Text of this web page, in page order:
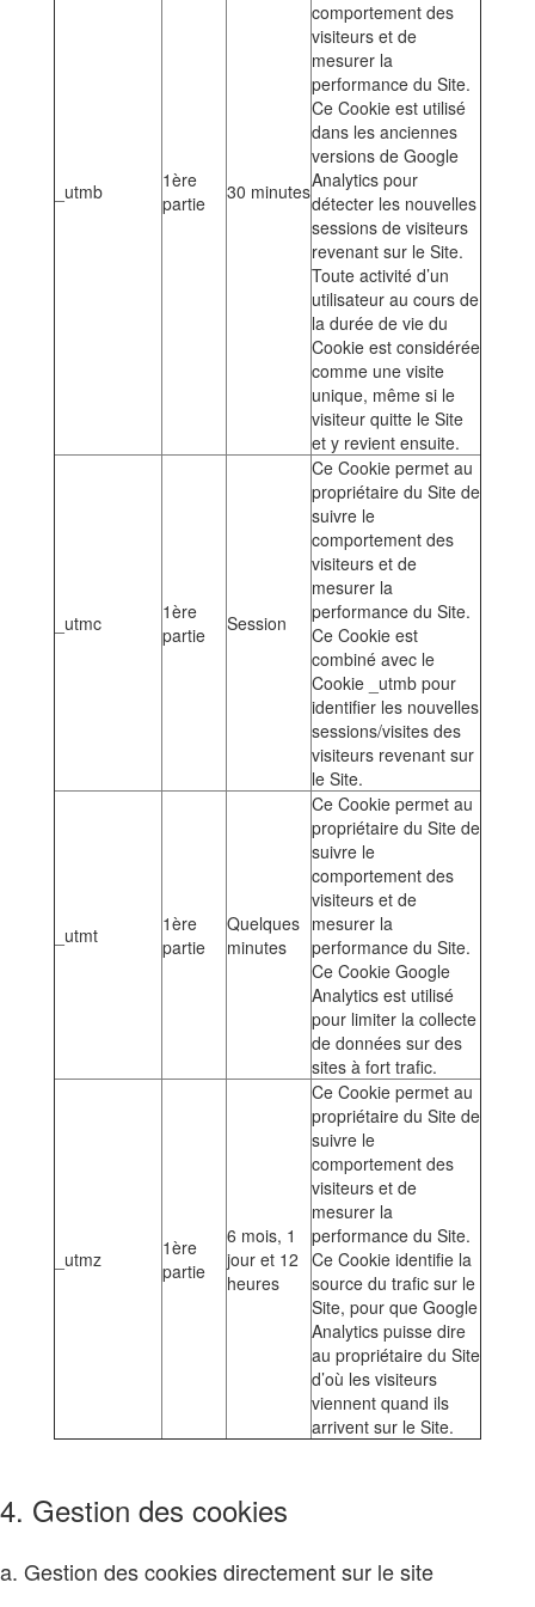
_utmb
1ère
partie
30 minutes
comportement des
visiteurs et de
mesurer la
performance du Site.
Ce Cookie est utilisé
dans les anciennes
versions de Google
Analytics pour
détecter les nouvelles
sessions de visiteurs
revenant sur le Site.
Toute activité d’un
utilisateur au cours de
la durée de vie du
Cookie est considérée
comme une visite
unique, même si le
visiteur quitte le Site
et y revient ensuite.
_utmc
1ère
partie
Session
Ce Cookie permet au
propriétaire du Site de
suivre le
comportement des
visiteurs et de
mesurer la
performance du Site.
Ce Cookie est
combiné avec le
Cookie _utmb pour
identifier les nouvelles
sessions/visites des
visiteurs revenant sur
le Site.
_utmt
1ère
partie
Quelques
minutes
Ce Cookie permet au
propriétaire du Site de
suivre le
comportement des
visiteurs et de
mesurer la
performance du Site.
Ce Cookie Google
Analytics est utilisé
pour limiter la collecte
de données sur des
sites à fort trafic.
_utmz
1ère
partie
6 mois, 1
jour et 12
heures
Ce Cookie permet au
propriétaire du Site de
suivre le
comportement des
visiteurs et de
mesurer la
performance du Site.
Ce Cookie identifie la
source du trafic sur le
Site, pour que Google
Analytics puisse dire
au propriétaire du Site
d’où les visiteurs
viennent quand ils
arrivent sur le Site.
4. Gestion des cookies
a. Gestion des cookies directement sur le site